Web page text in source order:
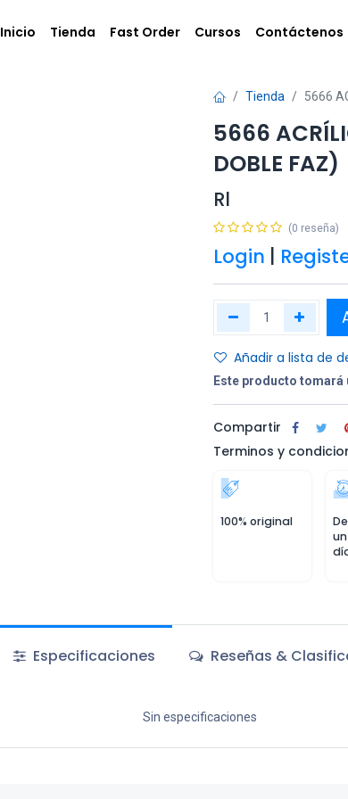
Inicio Tienda Fast Order Cursos Contáctenos
Tienda 5666
5666
DOBLE FAZ)
Rl
(0 reseña)
Login
Añadir a lista de
Este producto tomará
Compartir
Terminos y
100% original
Especificaciones Reseñas &
Sin especificaciones